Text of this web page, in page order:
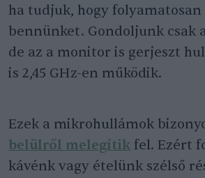
ha tudjuk, hogy
bennünket. Gondoljunk csak
de az a monitor is gerjeszt
is 2,45 GHz-en működik.
Ezek a mikrohullámok
belülről melegítik fel. Ezért
kávénk vagy ételünk szélső